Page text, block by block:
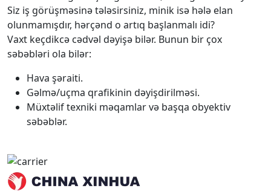
Siz iş görüşməsinə tələsirsiniz, minik isə hələ elan
olunmamışdır, hərçənd o artıq başlanmalı idi?
Vaxt keçdikcə cədvəl dəyişə bilər. Bunun bir çox
səbəbləri ola bilər:
Hava şəraiti.
Gəlmə/uçma qrafikinin dəyişdirilməsi.
Müxtəlif texniki məqamlar və başqa obyektiv
səbəblər.